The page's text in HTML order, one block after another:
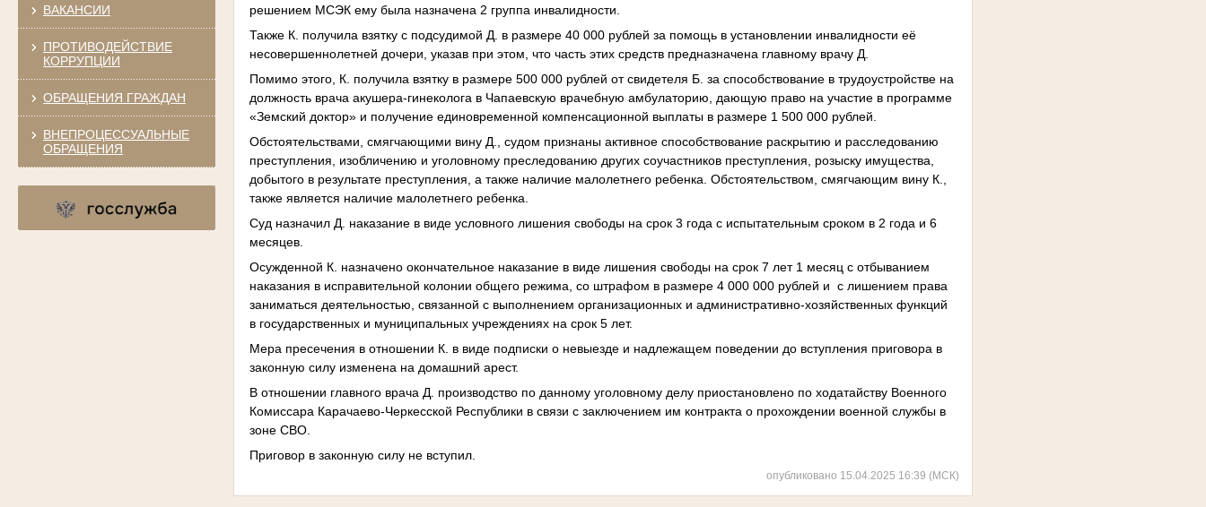
ВАКАНСИИ
ПРОТИВОДЕЙСТВИЕ
КОРРУПЦИИ
ОБРАЩЕНИЯ ГРАЖДАН
ВНЕПРОЦЕССУАЛЬНЫЕ
ОБРАЩЕНИЯ
решением МСЭК ему была назначена 2 группа инвалидности.
Также К. получила взятку с подсудимой Д. в размере 40 000 рублей за помощь в установлении инвалидности её
несовершеннолетней дочери, указав при этом, что часть этих средств предназначена главному врачу Д.
Помимо этого, К. получила взятку в размере 500 000 рублей от свидетеля Б. за способствование в трудоустройстве на
должность врача акушера-гинеколога в Чапаевскую врачебную амбулаторию, дающую право на участие в программе
«Земский доктор» и получение единовременной компенсационной выплаты в размере 1 500 000 рублей.
Обстоятельствами, смягчающими вину Д., судом признаны активное способствование раскрытию и расследованию
преступления, изобличению и уголовному преследованию других соучастников преступления, розыску имущества,
добытого в результате преступления, а также наличие малолетнего ребенка. Обстоятельством, смягчающим вину К.,
также является наличие малолетнего ребенка.
Суд назначил Д. наказание в виде условного лишения свободы на срок 3 года с испытательным сроком в 2 года и 6
месяцев.
Осужденной К. назначено окончательное наказание в виде лишения свободы на срок 7 лет 1 месяц с отбыванием
наказания в исправительной колонии общего режима, со штрафом в размере 4 000 000 рублей и с лишением права
заниматься деятельностью, связанной с выполнением организационных и административно-хозяйственных функций
в государственных и муниципальных учреждениях на срок 5 лет.
Мера пресечения в отношении К. в виде подписки о невыезде и надлежащем поведении до вступления приговора в
законную силу изменена на домашний арест.
В отношении главного врача Д. производство по данному уголовному делу приостановлено по ходатайству Военного
Комиссара Карачаево-Черкесской Республики в связи с заключением им контракта о прохождении военной службы в
зоне СВО.
Приговор в законную силу не вступил.
опубликовано 15.04.2025 16:39 (МСК)